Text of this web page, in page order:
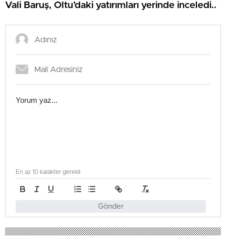
Vali Baruş, Oltu’daki yatırımları yerinde inceledi..
Gönder
En az 10 karakter gerekli